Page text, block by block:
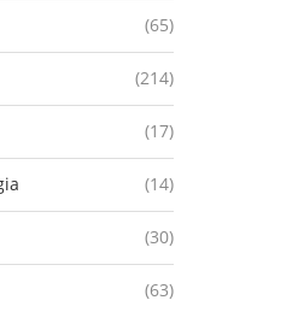
(65)
(214)
(17)
(14)
(30)
(63)